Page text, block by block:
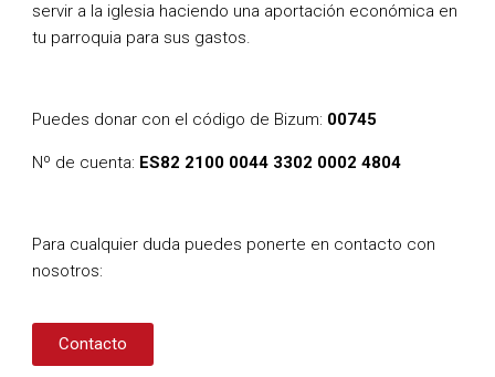
servir a la iglesia haciendo una aportación económica en
tu parroquia para sus gastos.
Puedes donar con el código de Bizum: 00745
Nº de cuenta: ES82 2100 0044 3302 0002 4804
Para cualquier duda puedes ponerte en contacto con
nosotros:
Contacto